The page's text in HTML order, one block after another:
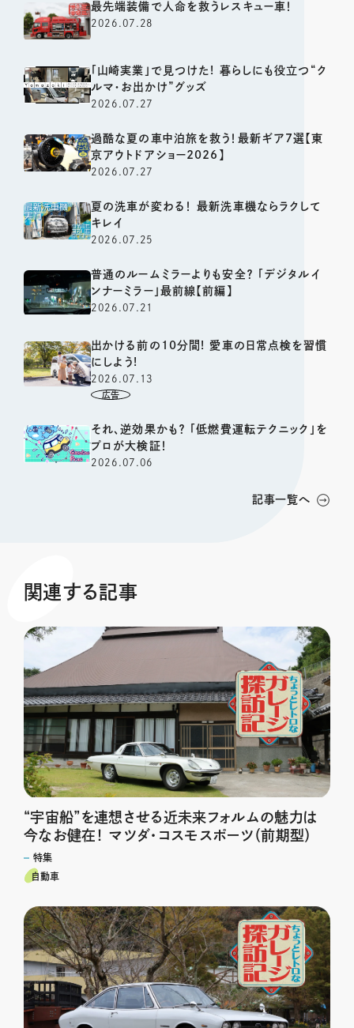
最先端装備で人命を救うレスキュー車！
2026.07.28
「山崎実業」で見つけた! 暮らしにも役立つ“ク
ルマ・お出かけ”グッズ
2026.07.27
過酷な夏の車中泊旅を救う！最新ギア7選【東
京アウトドアショー2026】
2026.07.27
夏の洗車が変わる！ 最新洗車機ならラクして
キレイ
2026.07.25
普通のルームミラーよりも安全？ 「デジタルイ
ンナーミラー」最前線【前編】
2026.07.21
出かける前の10分間! 愛車の日常点検を習慣
にしよう!
2026.07.13
それ、逆効果かも？ 「低燃費運転テクニック」を
プロが大検証！
2026.07.06
記事一覧へ
関連する記事
“宇宙船”を連想させる近未来フォルムの魅力は
今なお健在！ マツダ・コスモスポーツ（前期型）
特集
自動車